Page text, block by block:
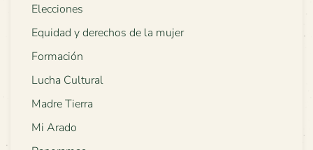
Elecciones
Equidad y derechos de la mujer
Formación
Lucha Cultural
Madre Tierra
Mi Arado